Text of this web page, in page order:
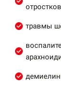
травмы